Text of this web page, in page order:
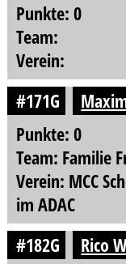
Punkte: 0
Team:
Verein:
#171G
Punkte: 0
Team: Familie
Verein: MCC
im ADAC
#182G
Rico